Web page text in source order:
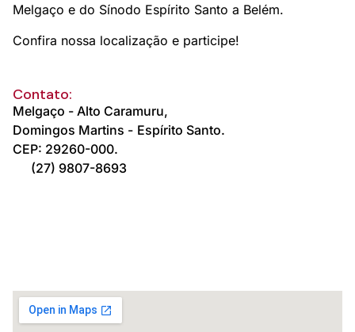
Melgaço e do Sínodo Espírito Santo a Belém.
Confira nossa localização e participe!
Contato:
Melgaço - Alto Caramuru,
Domingos Martins - Espírito Santo.
CEP: 29260-000.
(27) 9807-8693